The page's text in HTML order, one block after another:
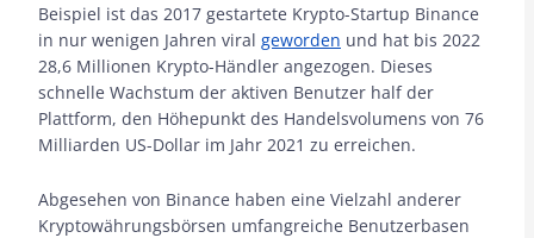
Beispiel ist das 2017 gestartete Krypto-Startup Binance
in nur wenigen Jahren viral geworden und hat bis 2022
28,6 Millionen Krypto-Händler angezogen. Dieses
schnelle Wachstum der aktiven Benutzer half der
Plattform, den Höhepunkt des Handelsvolumens von 76
Milliarden US-Dollar im Jahr 2021 zu erreichen.
Abgesehen von Binance haben eine Vielzahl anderer
Kryptowährungsbörsen umfangreiche Benutzerbasen